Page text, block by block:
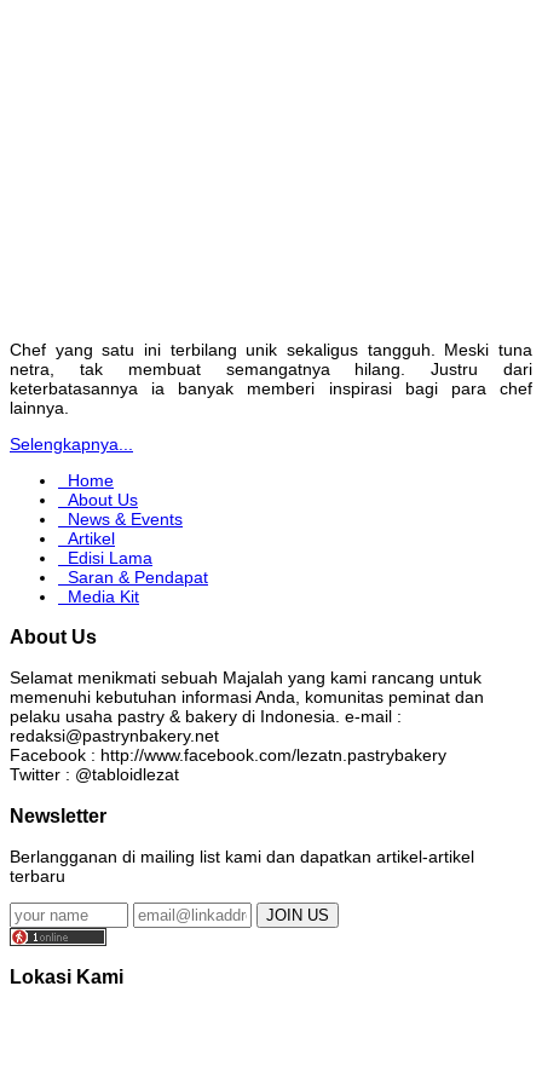
Chef yang satu ini terbilang unik sekaligus tangguh. Meski tuna
netra, tak membuat semangatnya hilang. Justru dari
keterbatasannya ia banyak memberi inspirasi bagi para chef
lainnya.
Selengkapnya...
Home
About Us
News & Events
Artikel
Edisi Lama
Saran & Pendapat
Media Kit
About Us
Selamat menikmati sebuah Majalah yang kami rancang untuk
memenuhi kebutuhan informasi Anda, komunitas peminat dan
pelaku usaha pastry & bakery di Indonesia. e-mail :
redaksi@pastrynbakery.net
Facebook : http://www.facebook.com/lezatn.pastrybakery
Twitter : @tabloidlezat
Newsletter
Berlangganan di mailing list kami dan dapatkan artikel-artikel
terbaru
Lokasi Kami